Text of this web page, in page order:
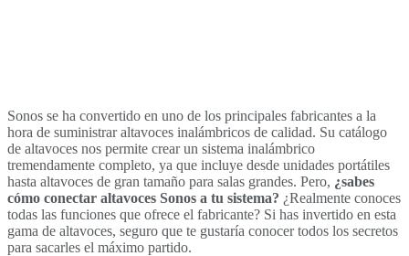
Sonos se ha convertido en uno de los principales fabricantes a la
hora de suministrar altavoces inalámbricos de calidad. Su catálogo
de altavoces nos permite crear un sistema inalámbrico
tremendamente completo, ya que incluye desde unidades portátiles
hasta altavoces de gran tamaño para salas grandes. Pero, ¿sabes
cómo conectar altavoces Sonos a tu sistema? ¿Realmente conoces
todas las funciones que ofrece el fabricante? Si has invertido en esta
gama de altavoces, seguro que te gustaría conocer todos los secretos
para sacarles el máximo partido.